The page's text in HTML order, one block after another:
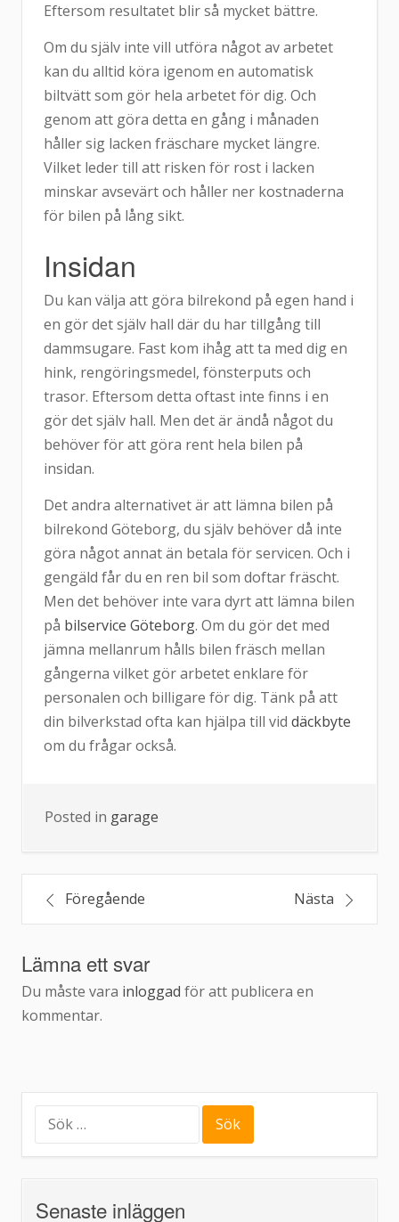
Eftersom resultatet blir så mycket bättre.
Om du själv inte vill utföra något av arbetet
kan du alltid köra igenom en automatisk
biltvätt som gör hela arbetet för dig. Och
genom att göra detta en gång i månaden
håller sig lacken fräschare mycket längre.
Vilket leder till att risken för rost i lacken
minskar avsevärt och håller ner kostnaderna
för bilen på lång sikt.
Insidan
Du kan välja att göra bilrekond på egen hand i
en gör det själv hall där du har tillgång till
dammsugare. Fast kom ihåg att ta med dig en
hink, rengöringsmedel, fönsterputs och
trasor. Eftersom detta oftast inte finns i en
gör det själv hall. Men det är ändå något du
behöver för att göra rent hela bilen på
insidan.
Det andra alternativet är att lämna bilen på
bilrekond Göteborg, du själv behöver då inte
göra något annat än betala för servicen. Och i
gengäld får du en ren bil som doftar fräscht.
Men det behöver inte vara dyrt att lämna bilen
på bilservice Göteborg. Om du gör det med
jämna mellanrum hålls bilen fräsch mellan
gångerna vilket gör arbetet enklare för
personalen och billigare för dig. Tänk på att
din bilverkstad ofta kan hjälpa till vid däckbyte
om du frågar också.
Posted in garage
Inläggsnavigering
Föregående Nästa
Lämna ett svar
Du måste vara inloggad för att publicera en
kommentar.
efter:
Senaste inläggen